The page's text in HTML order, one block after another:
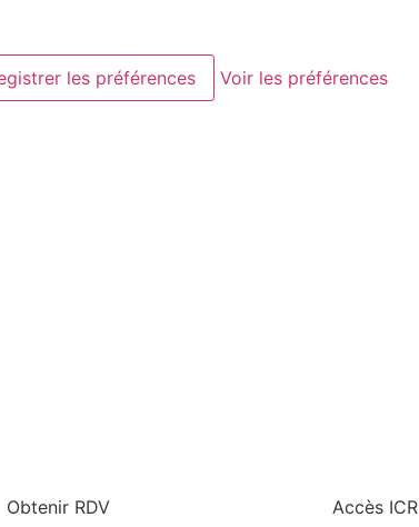
les préférences
Voir les préférences
Obtenir RDV Accès ICR